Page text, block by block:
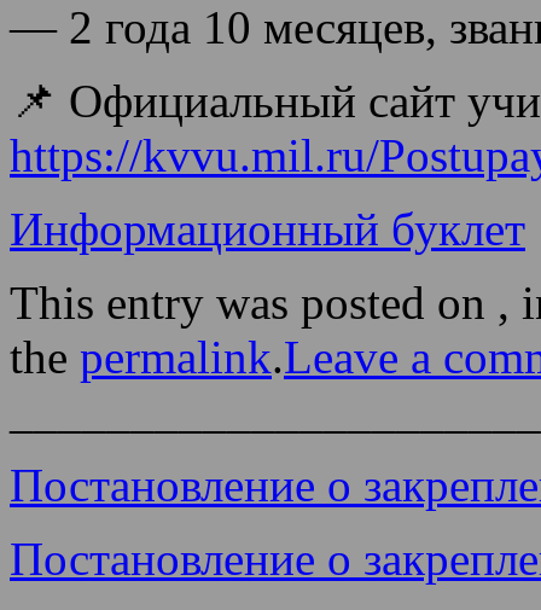
— 2 года 10 месяцев,
📌 Официальный сайт
https://kvvu.mil.ru/
Информационный буклет
This entry was posted on ,
the permalink.Leave a
Постановление о
Постановление о